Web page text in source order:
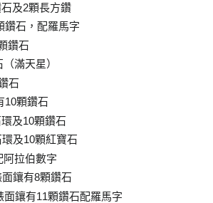
及2顆長方鑽
鑽石，配羅馬字
鑽石
滿天星）
石
10顆鑽石
及10顆鑽石
及10顆紅寶石
阿拉伯數字
鑲有8顆鑽石
面鑲有11顆鑽石配羅馬字